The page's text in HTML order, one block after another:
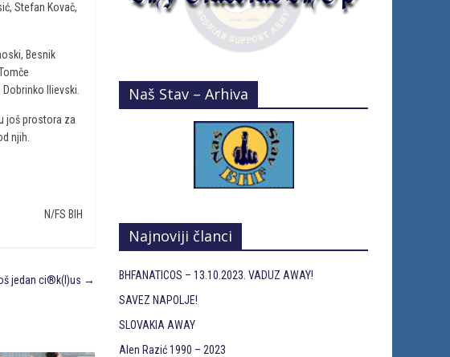
Stefan Kovač,
Besnik
Ilievski.
još prostora za
njih.
N/FS BIH
jedan ci®k(l)us →
Naš Stav – Arhiva
Najnoviji članci
BHFANATICOS – 13.10.2023. VADUZ AWAY!
SAVEZ NAPOLJE!
SLOVAKIA AWAY
Alen Razić 1990 – 2023